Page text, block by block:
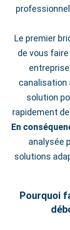
Le premier
de vous
canalisation
solution
rapidement
En
analysée
solutions
Pourquoi